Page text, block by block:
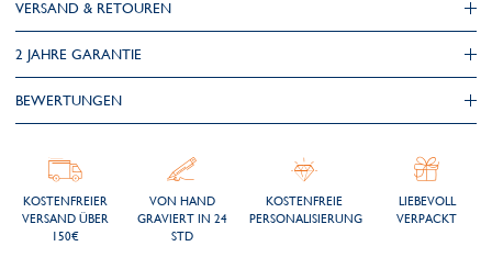
VERSAND & RETOUREN
2 JAHRE GARANTIE
BEWERTUNGEN
KOSTENFREIER
VERSAND ÜBER
150€
VON HAND
GRAVIERT IN 24
STD
KOSTENFREIE
PERSONALISIERUNG
LIEBEVOLL
VERPACKT